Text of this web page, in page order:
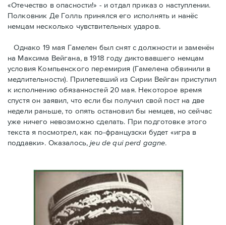
«Отечество в опасности!» - и отдал приказ о наступлении.
Полковник Дe Голль принялся его исполнять и нанёс
немцам несколько чувствительных ударов.
Однако 19 мая Гамелен был снят с должности и заменён
на Максима Вейгана, в 1918 году диктовавшего немцам
условия Компьенского перемирия (Гамелена обвинили в
медлительности). Прилетевший из Сирии Вейган приступил
к исполнению обязанностей 20 мая. Hекоторое время
спустя oн заявил, что если бы получил свой пост на две
недели раньше, то опять остановил бы немцев, но сейчас
уже ничего невозможно сделать. При подготовке этого
текста я посмотрел, как по-французски будет «игра в
поддавки». Оказалось,jeu de qui perd gagne.